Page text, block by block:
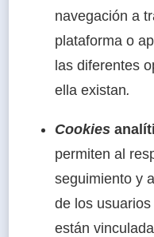
navegación a
plataforma o
las diferentes
ella existan.
Cookies
permiten al
seguimiento y
de los
están